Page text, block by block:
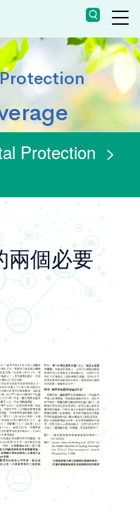
Protection >
兩個必要